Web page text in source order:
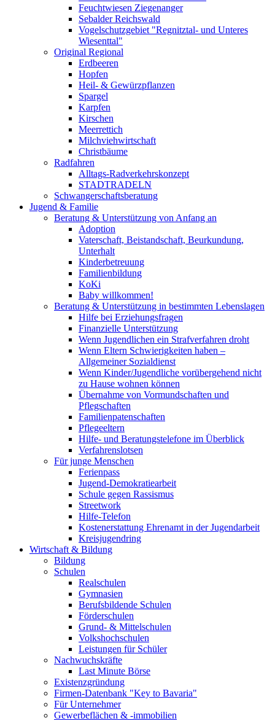
Feuchtwiesen Ziegenanger
Sebalder Reichswald
Vogelschutzgebiet "Regnitztal- und Unteres
Wiesenttal"
Original Regional
Erdbeeren
Hopfen
Heil- & Gewürzpflanzen
Spargel
Karpfen
Kirschen
Meerrettich
Milchviehwirtschaft
Christbäume
Radfahren
Alltags-Radverkehrskonzept
STADTRADELN
Schwangerschaftsberatung
Jugend & Familie
Beratung & Unterstützung von Anfang an
Adoption
Vaterschaft, Beistandschaft, Beurkundung,
Unterhalt
Kinderbetreuung
Familienbildung
KoKi
Baby willkommen!
Beratung & Unterstützung in bestimmten Lebenslagen
Hilfe bei Erziehungsfragen
Finanzielle Unterstützung
Wenn Jugendlichen ein Strafverfahren droht
Wenn Eltern Schwierigkeiten haben –
Allgemeiner Sozialdienst
Wenn Kinder/Jugendliche vorübergehend nicht
zu Hause wohnen können
Übernahme von Vormundschaften und
Pflegschaften
Familienpatenschaften
Pflegeeltern
Hilfe- und Beratungstelefone im Überblick
Verfahrenslotsen
Für junge Menschen
Ferienpass
Jugend-Demokratiearbeit
Schule gegen Rassismus
Streetwork
Hilfe-Telefon
Kostenerstattung Ehrenamt in der Jugendarbeit
Kreisjugendring
Wirtschaft & Bildung
Bildung
Schulen
Realschulen
Gymnasien
Berufsbildende Schulen
Förderschulen
Grund- & Mittelschulen
Volkshochschulen
Leistungen für Schüler
Nachwuchskräfte
Last Minute Börse
Existenzgründung
Firmen-Datenbank "Key to Bavaria"
Für Unternehmer
Gewerbeflächen & -immobilien